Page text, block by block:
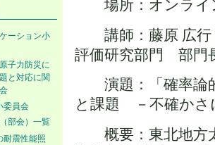
ーション小
子力防災に
と対応に関
委員会
部会）一覧
耐震性能照
場所：オンライ
講師：藤原 広行
評価研究部門 部門
演題：「確率論的
と課題 －不確かさ
概要：東北地方太